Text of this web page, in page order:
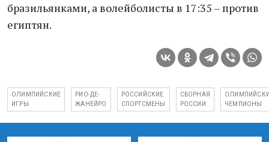
бразильянками, а волейболисты в 17:35 – против
египтян.
ОЛИМПИЙСКИЕ
ИГРЫ
РИО-ДЕ-
ЖАНЕЙРО
РОССИЙСКИЕ
СПОРТСМЕНЫ
СБОРНАЯ
РОССИИ
ЧЕМПИОНЫ